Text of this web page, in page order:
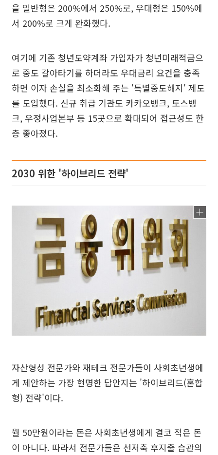
을 일반형은 200%에서 250%로, 우대형은 150%에
서 200%로 크게 완화했다.
여기에 기존 청년도약계좌 가입자가 청년미래적금으
로 중도 갈아타기를 하더라도 우대금리 요건을 충족
하면 이자 손실을 최소화해 주는 '특별중도해지' 제도
를 도입했다. 신규 취급 기관도 카카오뱅크, 토스뱅
크, 우정사업본부 등 15곳으로 확대되어 접근성도 한
층 좋아졌다.
2030 위한 '하이브리드 전략'
자산형성 전문가와 재테크 전문가들이 사회초년생에
게 제안하는 가장 현명한 답안지는 '하이브리드(혼합
형) 전략'이다.
월 50만원이라는 돈은 사회초년생에게 결코 적은 돈
이 아니다. 따라서 전문가들은 선저축 후지출 습관의